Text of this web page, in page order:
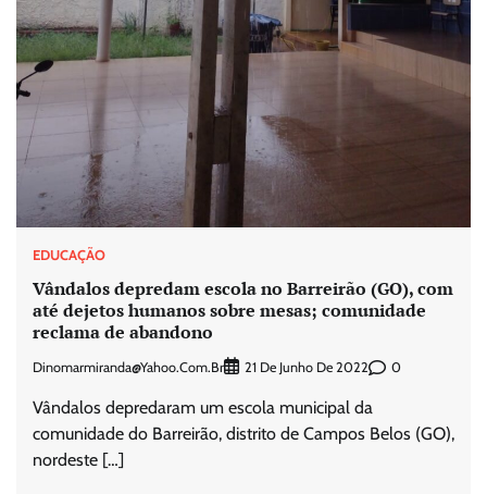
EDUCAÇÃO
Vândalos depredam escola no Barreirão (GO), com
até dejetos humanos sobre mesas; comunidade
reclama de abandono
Dinomarmiranda@yahoo.com.br 21 De Junho De 2022 0
Vândalos depredaram um escola municipal da
comunidade do Barreirão, distrito de Campos Belos (GO),
nordeste […]